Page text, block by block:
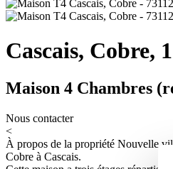
Cascais, Cobre,
Maison 4 Chambres
Nous contacter
<
À propos de la propriété Nouvelle
Cobre à Cascais.